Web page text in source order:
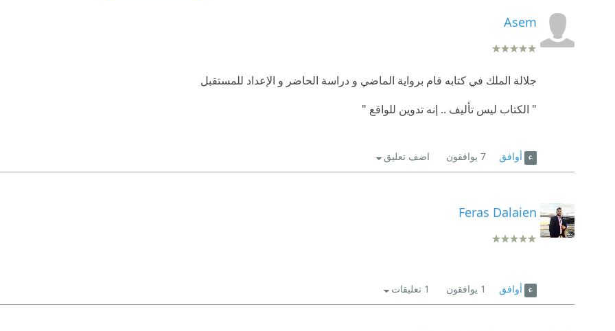
Asem
جلالة الملك في كتابه قام برواية الماضي و دراسة الحاضر و الإعداد للمستقبل
" الكتاب ليس تأليف .. إنه تدوين للواقع "
أوافق 7 يوافقون اضف تعليق
Feras Dalaien
أوافق 1 يوافقون 1 تعليقات